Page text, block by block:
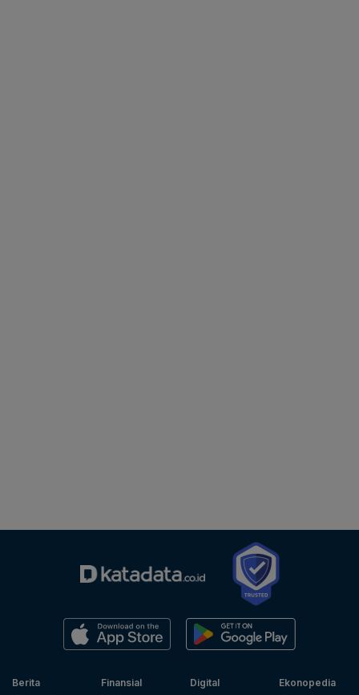
Berita
Finansial
Digital
Ekonopedia